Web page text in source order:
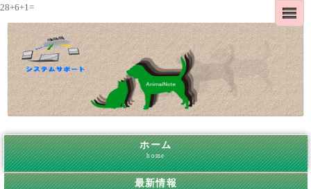
28+6+1=
ホーム
home
最新情報